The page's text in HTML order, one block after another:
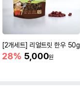
[2개세트] 리얼트릿 한우 50g
28% 5,000원